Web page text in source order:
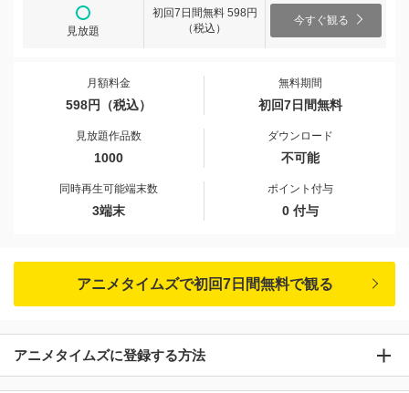
見放題
初回7日間無料 598円
（税込）
今すぐ観る
月額料金
598円（税込）
無料期間
初回7日間無料
見放題作品数
1000
ダウンロード
不可能
同時再生可能端末数
3端末
ポイント付与
0 付与
アニメタイムズで初回7日間無料で観る
アニメタイムズに登録する方法